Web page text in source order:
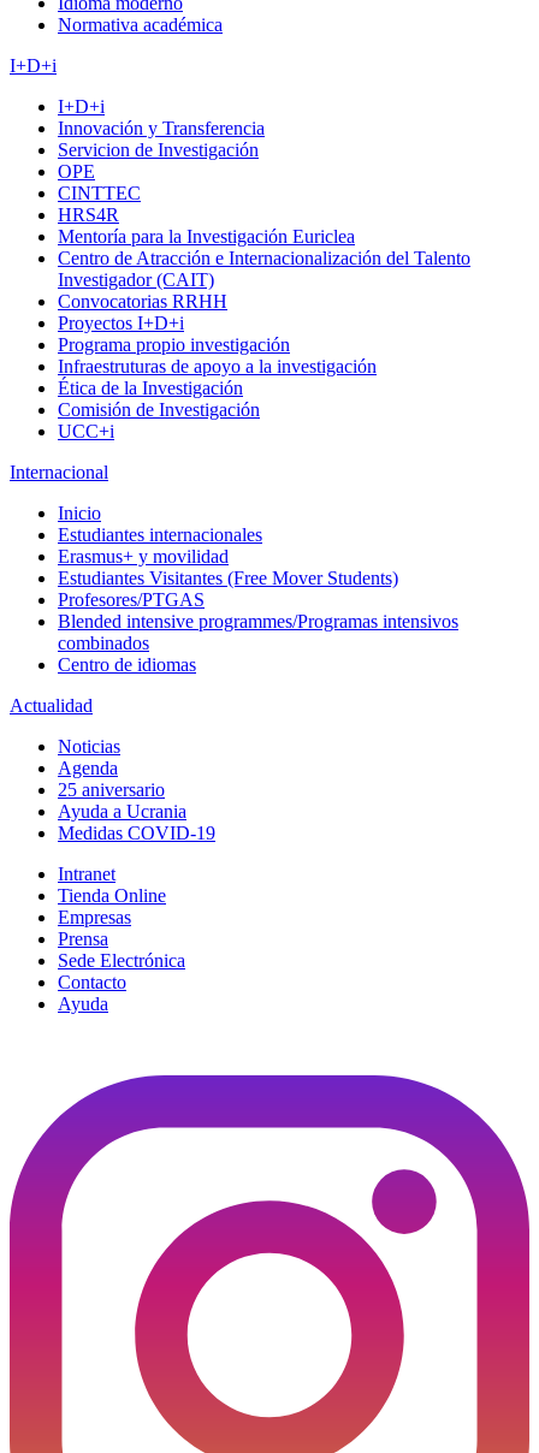
Normativa académica
I+D+i
I+D+i
Innovación y Transferencia
Servicion de Investigación
OPE
CINTTEC
HRS4R
Mentoría para la Investigación Euriclea
Centro de Atracción e Internacionalización del Talento
Investigador (CAIT)
Convocatorias RRHH
Proyectos I+D+i
Programa propio investigación
Infraestruturas de apoyo a la investigación
Ética de la Investigación
Comisión de Investigación
UCC+i
Internacional
Inicio
Estudiantes internacionales
Erasmus+ y movilidad
Estudiantes Visitantes (Free Mover Students)
Profesores/PTGAS
Blended intensive programmes/Programas intensivos
combinados
Centro de idiomas
Actualidad
Noticias
Agenda
25 aniversario
Ayuda a Ucrania
Medidas COVID-19
Intranet
Tienda Online
Empresas
Prensa
Sede Electrónica
Contacto
Ayuda